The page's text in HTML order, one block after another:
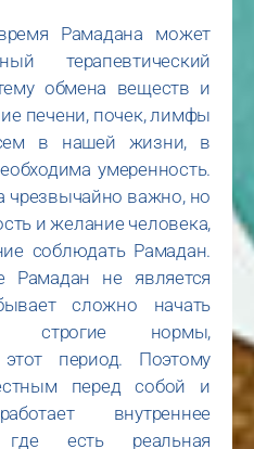
Рамадана может
терапевтический
обмена веществ и
печени, почек, лимфы
в нашей жизни, в
умеренность.
чрезвычайно важно, но
и желание человека,
соблюдать Рамадан.
Рамадан не является
сложно начать
строгие нормы,
период. Поэтому
перед собой и
внутреннее
есть реальная